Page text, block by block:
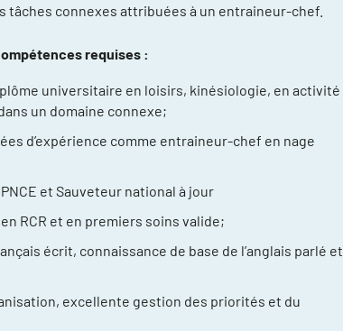
tâches connexes attribuées à un entraineur-chef.
requises :
universitaire en loisirs, kinésiologie, en activité
un domaine connexe;
d’expérience comme entraineur-chef en nage
et Sauveteur national à jour
RCR et en premiers soins valide;
écrit, connaissance de base de l’anglais parlé et
excellente gestion des priorités et du